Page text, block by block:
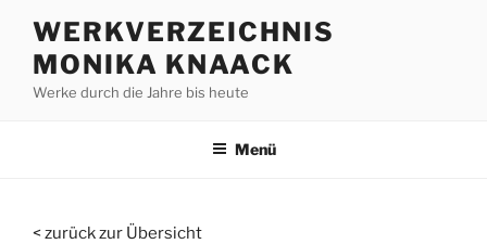
Inhalt
springen
WERKVERZEICHNIS
MONIKA KNAACK
Werke durch die Jahre bis heute
Menü
< zurück zur Übersicht